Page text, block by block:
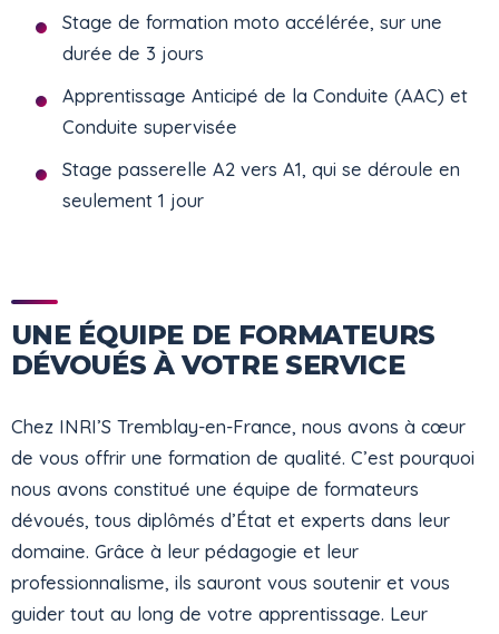
Stage de formation moto accélérée, sur une
durée de 3 jours
Apprentissage Anticipé de la Conduite (AAC) et
Conduite supervisée
Stage passerelle A2 vers A1, qui se déroule en
seulement 1 jour
UNE ÉQUIPE DE FORMATEURS
DÉVOUÉS À VOTRE SERVICE
Chez INRI’S Tremblay-en-France, nous avons à cœur
de vous offrir une formation de qualité. C’est pourquoi
nous avons constitué une équipe de formateurs
dévoués, tous diplômés d’État et experts dans leur
domaine. Grâce à leur pédagogie et leur
professionnalisme, ils sauront vous soutenir et vous
guider tout au long de votre apprentissage. Leur